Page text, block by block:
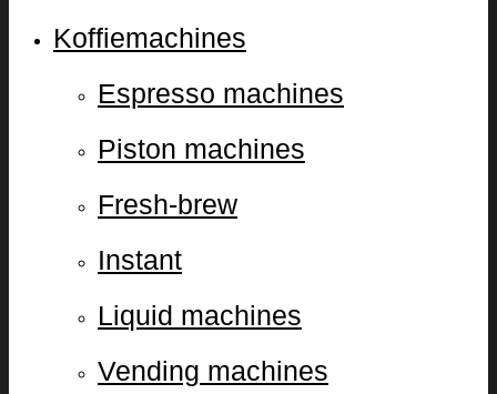
Koffiemachines
Espresso machines
Piston machines
Fresh-brew
Instant
Liquid machines
Vending machines